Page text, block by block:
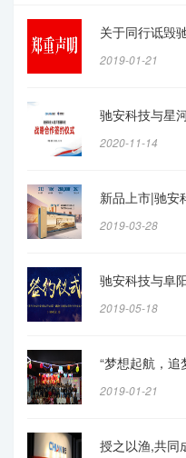
关于同行诋毁
2019-01-21
2020-11-14
2019-03-28
2019-05-18
2019-01-21